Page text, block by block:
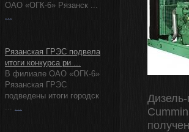
ОАО «ОГК-6» Рязанск ...
...
Рязанская ГРЭС подвела
итоги конкурса ри ...
В филиале ОАО «ОГК-6»
Рязанская ГРЭС
подведены итоги городск
... ...